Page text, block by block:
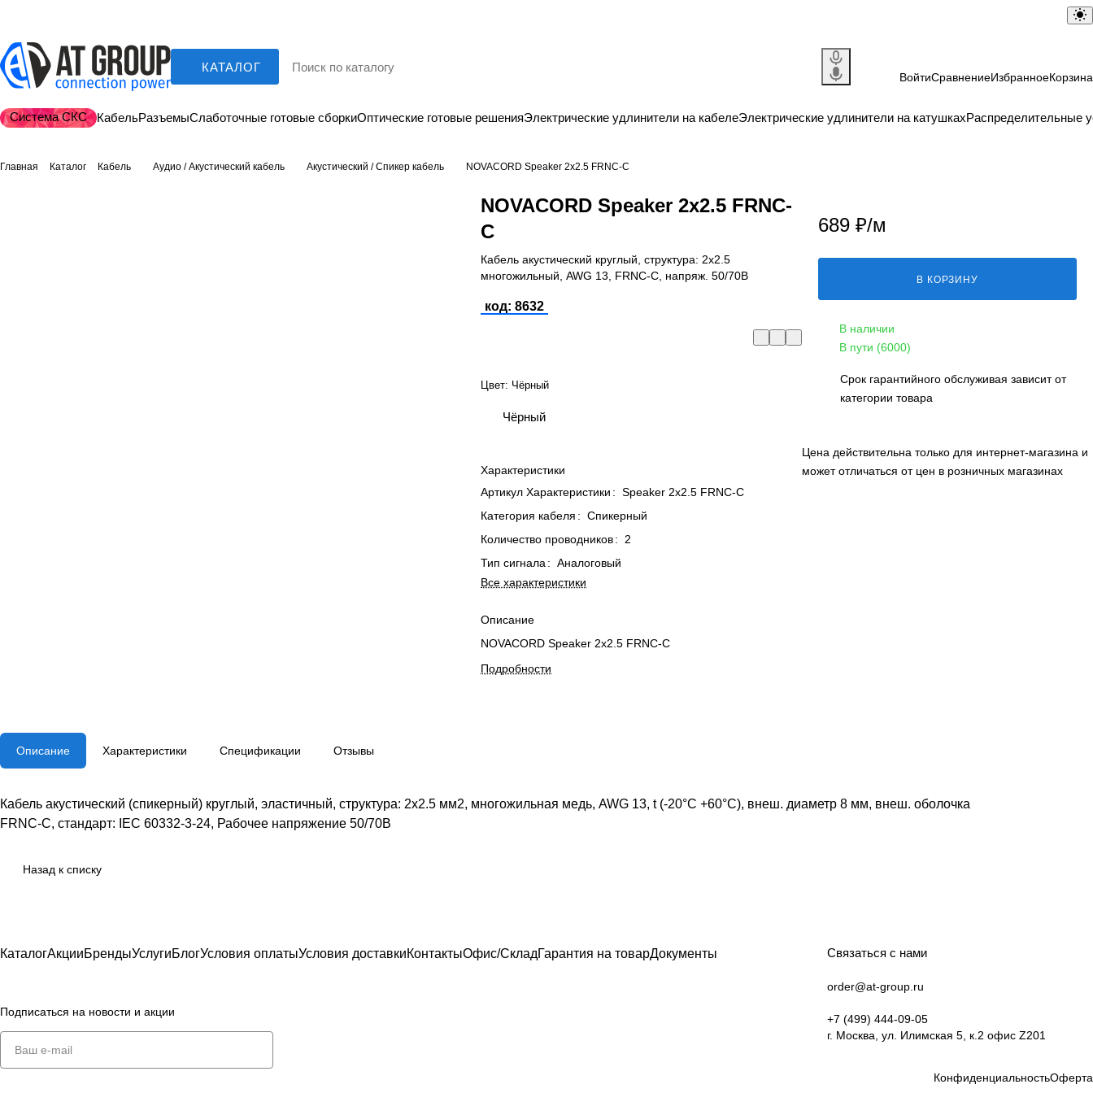
КАТАЛОГ
ВойтиСравнениеИзбранноеКорзина
Система СКС КабельРазъемыСлаботочные готовые сборкиОптические готовые решенияЭлектрические удлинители на кабелеЭлектрические удлинители на катушкахРаспределительные
Главная Каталог Кабель Аудио / Акустический кабель Акустический / Спикер кабель NOVACORD Speaker 2x2.5 FRNC-C
NOVACORD Speaker 2x2.5 FRNC-
C
Кабель акустический круглый, структура: 2х2.5
многожильный, AWG 13, FRNC-C, напряж. 50/70В
код: 8632
Цвет: Чёрный
Чёрный
Характеристики
Артикул Характеристики : Speaker 2x2.5 FRNC-C
Категория кабеля : Спикерный
Количество проводников:
2
Тип сигнала : Аналоговый
Все характеристики
Описание
NOVACORD Speaker 2x2.5 FRNC-C
Подробности
689 ₽/м
В КОРЗИНУ
В наличии
В пути (6000)
Срок гарантийного обслуживая зависит от
категории товара
Цена действительна только для интернет-магазина и
может отличаться от цен в розничных магазинах
Описание Характеристики Спецификации Отзывы
Кабель акустический (спикерный) круглый, эластичный, структура: 2х2.5 мм2, многожильная медь, AWG 13, t (-20°C +60°C), внеш. диаметр 8 мм, внеш. оболочка
FRNC-C, стандарт: IEC 60332-3-24, Рабочее напряжение 50/70В
Назад к списку
КаталогАкцииБрендыУслугиБлогУсловия оплатыУсловия доставкиКонтактыОфис/СкладГарантия на товарДокументы
Подписаться на новости и акции
Связаться с нами
order@at-group.ru
+7 (499) 444-09-05
г. Москва, ул. Илимская 5, к.2 офис Z201
КонфиденциальностьОферта